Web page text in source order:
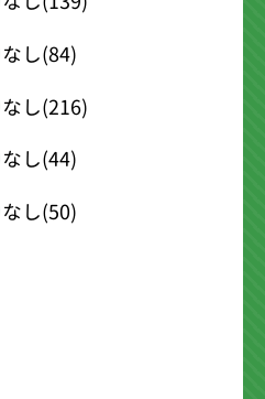
なし(84)
なし(216)
なし(44)
なし(50)